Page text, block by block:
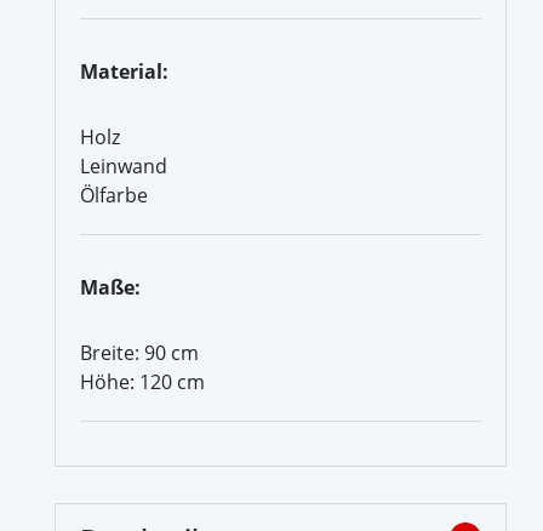
Material:
Holz
Leinwand
Ölfarbe
Maße:
Breite: 90 cm
Höhe: 120 cm